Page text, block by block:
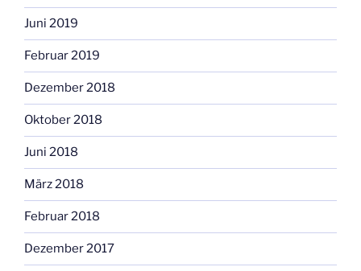
Juni 2019
Februar 2019
Dezember 2018
Oktober 2018
Juni 2018
März 2018
Februar 2018
Dezember 2017